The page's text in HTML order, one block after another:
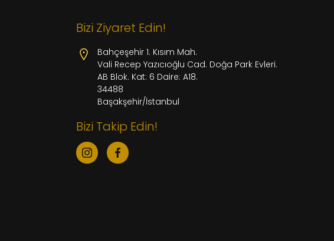
Bizi Ziyaret Edin!
Bahçeşehir 1. Kısım Mah.
Vali Recep Yazıcıoğlu Cad. Doğa Park Evleri.
AB Blok. Kat: 6 Daire: A18.
34488
Başakşehir/İstanbul
Bizi Takip Edin!